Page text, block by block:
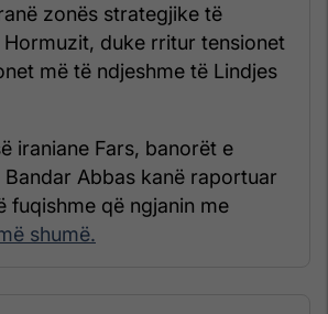
zonës strategjike të
Hormuzit, duke rritur tensionet
më të ndjeshme të Lindjes
iraniane Fars, banorët e
Abbas kanë raportuar
fuqishme që ngjanin me
shumë.